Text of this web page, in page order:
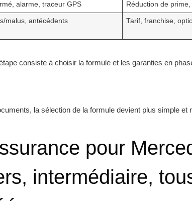
alarme, traceur GPS Réduction de
malus, antécédents Tarif, franchise,
consiste à choisir la formule et les garanties en
la sélection de la formule devient plus simple et
pour
intermédiaire,